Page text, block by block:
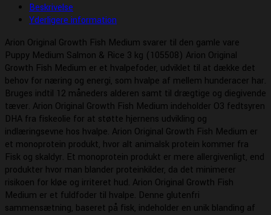
Beskrivelse
Yderligere information
Arion Original Growth Fish Medium svarer til den gamle vare
Puppy Medium Salmon & Rice 3 kg (105508) Arion Original
Growth Fish Medium er et hvalpefoder, udviklet til at dække det
behov for næring og energi, som hvalpe af mellem hunderacer har.
Bruges indtil 12 måneders alderen samt til drægtige og diegivende
tæver. Arion Original Growth Fish Medium indeholder O3 fedtsyren
DHA fra fiskeolie for at støtte hjernens udvikling og
indlæringsevne hos hvalpe. Arion Original Growth Fish Medium er
et monoprotein produkt, hvor alt animalsk protein kommer fra
Fisk og skaldyr. Et monoprotein produkt er mere allergivenligt, end
produkter hvor man blander proteinkilder, da det minimerer
risikoen for kløe og irriteret hud. Arion Original Growth Fish
Medium er et fuldfoder til hvalpe. Denne glutenfri
sammensætning, baseret på fisk, indeholder en unik blanding af